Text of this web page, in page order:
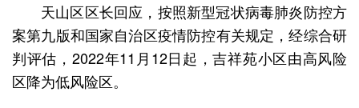
天山区区长回应，按照新型冠状病毒肺炎防控方
案第九版和国家自治区疫情防控有关规定，经综合研
判评估，2022年11月12日起，吉祥苑小区由高风险
区降为低风险区。